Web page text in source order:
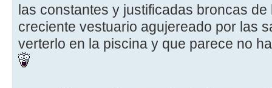
las constantes y justificadas broncas
creciente vestuario agujereado por las
verterlo en la piscina y que parece no